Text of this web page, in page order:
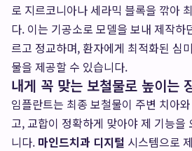
로 지르코니아나 세라믹 블록을 깎아
다. 이는 기공소로 모델을 보내 제작하
르고 정교하며, 환자에게 최적화된 심
물을 제공할 수 있습니다.
내게 꼭 맞는 보철물로 높이는
임플란트는 최종 보철물이 주변 치아
고, 교합이 정확하게 맞아야 제 기능을
니다. 마인드치과 디지털 시스템으로